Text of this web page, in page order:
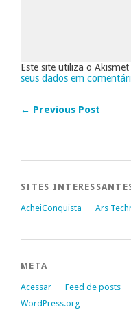
Este site utiliza o
seus dados em
← Previous Post
SITES
AcheiConquista Ars
META
Acessar Feed de posts
WordPress.org